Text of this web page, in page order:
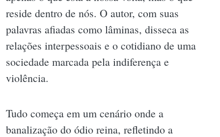
reside dentro de nós. O autor, com suas
palavras afiadas como lâminas, disseca as
relações interpessoais e o cotidiano de uma
sociedade marcada pela indiferença e
violência.
Tudo começa em um cenário onde a
banalização do ódio reina, refletindo a